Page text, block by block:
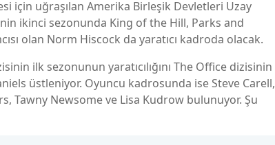
için uğraşılan Amerika Birleşik Devletleri Uzay
ikinci sezonunda King of the Hill, Parks and
olan Norm Hiscock da yaratıcı kadroda olacak.
ilk sezonunun yaratıcılığını The Office dizisinin
üstleniyor. Oyuncu kadrosunda ise Steve Carell,
Tawny Newsome ve Lisa Kudrow bulunuyor. Şu